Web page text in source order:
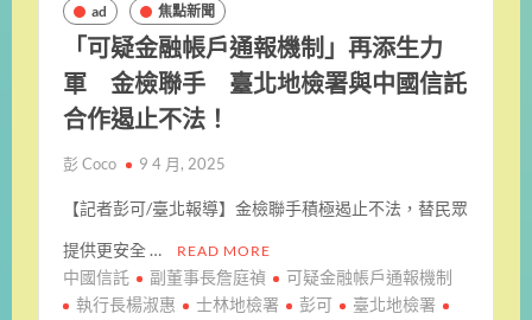
ad 焦點新聞
「可疑金融帳戶通報機制」再添生力
軍 金檢聯手 臺北地檢署與中國信託
合作遏止不法！
彭 Coco 9 4 月, 2025
【記者彭可/臺北報導】金檢聯手積極遏止不法，替民眾
提供更安全 … READ MORE
中國信託 副董事長詹庭禎
可疑金融帳戶通報機制
執行長楊淑惠
士林地檢署 彭可
臺北地檢署